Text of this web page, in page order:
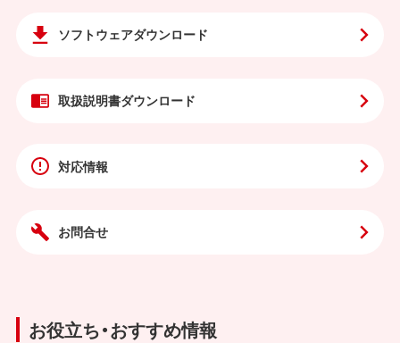
ソフトウェアダウンロード
取扱説明書ダウンロード
対応情報
お問合せ
お役立ち・おすすめ情報